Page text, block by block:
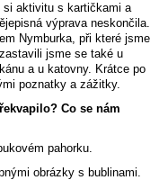
aktivitu s kartičkami a
výprava neskončila.
Nymburka, při které jsme
jsme se také u
a u katovny. Krátce po
poznatky a zážitky.
Co se nám
pahorku.
obrázky s bublinami.